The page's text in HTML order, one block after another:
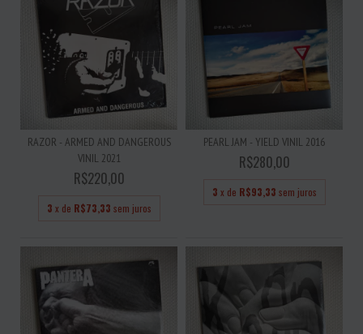
RAZOR - ARMED AND DANGEROUS
VINIL 2021
R$220,00
3 x de R$73,33 sem juros
PEARL JAM - YIELD VINIL 2016
R$280,00
3 x de R$93,33 sem juros